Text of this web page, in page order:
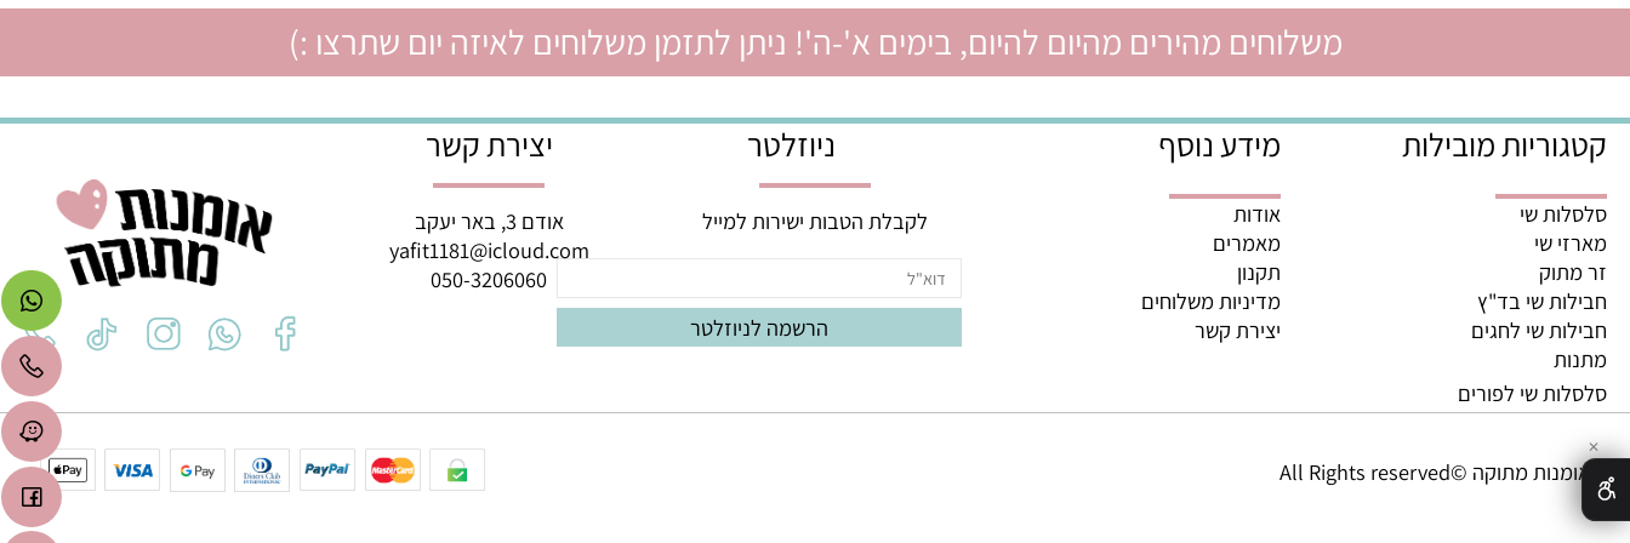
משלוחים מהירים מהיום להיום, בימים א'-ה'! ניתן לתזמן משלוחים לאיזה יום שתרצו :)
מובילות
שי
שי
שי בד"ץ
שי לחגים
שי לפורים
מידע נוסף
מאמרים
יצירת קשר
ניוזלטר
לקבלת הטבות ישירות למייל
יצירת קשר
אודם 3, באר יעקב